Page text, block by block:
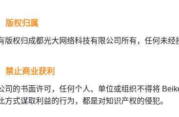
版权归属
版权归成都光大网络科技有限公司所有，任何未
禁止商业获利
司的书面许可，任何个人、单位或组织不得将
方式谋取利益的行为，都是对知识产权的侵犯。